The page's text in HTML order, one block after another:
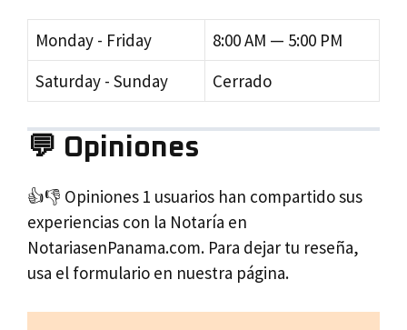
Monday - Friday
8:00 AM — 5:00 PM
Saturday - Sunday
Cerrado
💬 Opiniones
👍👎 Opiniones 1 usuarios han compartido sus
experiencias con la Notaría en
NotariasenPanama.com. Para dejar tu reseña,
usa el formulario en nuestra página.